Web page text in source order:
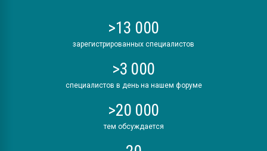
>13 000
зарегистрированных специалистов
>3 000
специалистов в день на нашем форуме
>20 000
тем обсуждается